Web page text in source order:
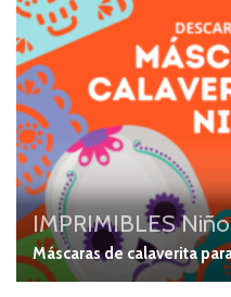
IMPRIMIBLES
Máscaras de calaverita